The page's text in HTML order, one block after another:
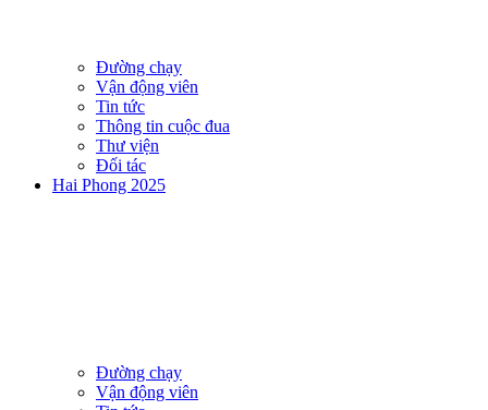
Đường chạy
Vận động viên
Tin tức
Thông tin cuộc đua
Thư viện
Đối tác
Hai Phong 2025
Đường chạy
Vận động viên